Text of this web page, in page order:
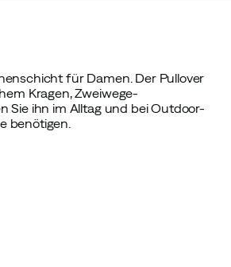
für Damen. Der Pullover
Kragen, Zweiwege-
Sie ihn im Alltag und bei Outdoor-
benötigen.